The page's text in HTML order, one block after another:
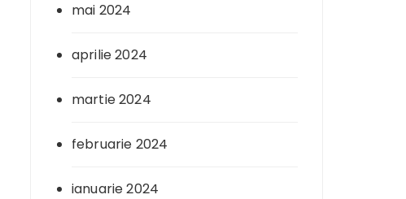
mai 2024
aprilie 2024
martie 2024
februarie 2024
ianuarie 2024